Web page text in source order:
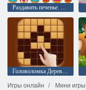
Раздавить печенье. Рождественское издание
Игры онлайн
Мини игры